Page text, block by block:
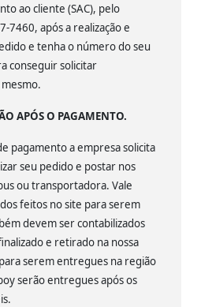
ao cliente (SAC), pelo
7460, após a realização e
e tenha o número do seu
conseguir solicitar
APÓS O PAGAMENTO.
pagamento a empresa solicita
seu pedido e postar nos
ou transportadora. Vale
feitos no site para serem
devem ser contabilizados
e retirado na nossa
serem entregues na região
serão entregues após os